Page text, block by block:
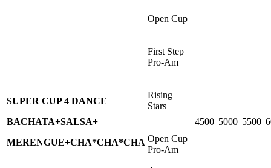
Open Cup
SUPER CUP4 DANCE
BACHATA+SALSA+
MERENGUE+CHA*CHA*CHA
First Step
Pro-Am
4500 5000 5500
Rising
Stars
Open Cup
Pro-Am